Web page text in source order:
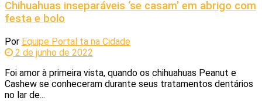
Chihuahuas inseparáveis ‘se casam’ em abrigo com
festa e bolo
Por Equipe Portal ta na Cidade
2 de junho de 2022
Foi amor à primeira vista, quando os chihuahuas Peanut e
Cashew se conheceram durante seus tratamentos dentários
no lar de...